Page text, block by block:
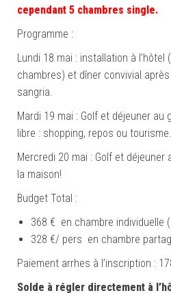
cependant 5 chambres single.
Programme :
Lundi 18 mai : installation à
chambres) et dîner convivial
sangria.
Mardi 19 mai : Golf et déjeuner au
libre : shopping, repos ou
Mercredi 20 mai : Golf et déjeuner
la maison!
Budget Total :
368 € en chambre individuelle
328 €/ pers en chambre
Paiement arrhes à l’inscription :
Solde à régler directement à